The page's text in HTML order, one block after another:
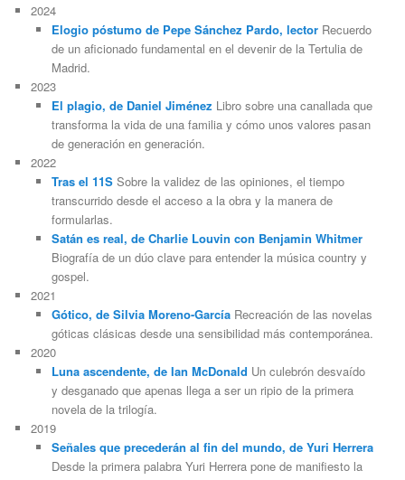
2024
Elogio póstumo de Pepe Sánchez Pardo, lectorRecuerdo
de un aficionado fundamental en el devenir de la Tertulia de
Madrid.
2023
El plagio, de Daniel Jiménez Libro sobre una canallada que
transforma la vida de una familia y cómo unos valores pasan
de generación en generación.
2022
Tras el 11SSobre la validez de las opiniones, el tiempo
transcurrido desde el acceso a la obra y la manera de
formularlas.
Satán es real, de Charlie Louvin con Benjamin Whitmer
Biografía de un dúo clave para entender la música country y
gospel.
2021
Gótico, de Silvia Moreno-GarcíaRecreación de las novelas
góticas clásicas desde una sensibilidad más contemporánea.
2020
Luna ascendente, de Ian McDonald Un culebrón desvaído
y desganado que apenas llega a ser un ripio de la primera
novela de la trilogía.
2019
Señales que precederán al fin del mundo, de Yuri Herrera
Desde la primera palabra Yuri Herrera pone de manifiesto la